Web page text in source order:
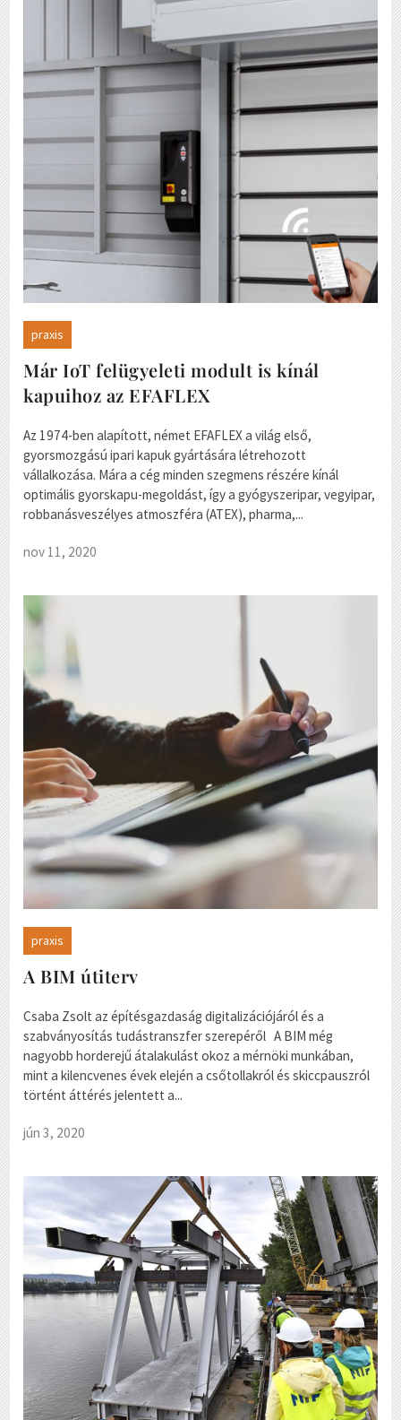
praxis
Már IoT felügyeleti modult is kínál
kapuihoz az EFAFLEX
Az 1974-ben alapított, német EFAFLEX a világ első,
gyorsmozgású ipari kapuk gyártására létrehozott
vállalkozása. Mára a cég minden szegmens részére kínál
optimális gyorskapu-megoldást, így a gyógyszeripar, vegyipar,
robbanásveszélyes atmoszféra (ATEX), pharma,...
nov 11, 2020
praxis
A BIM útiterv
Csaba Zsolt az építésgazdaság digitalizációjáról és a
szabványosítás tudástranszfer szerepéről A BIM még
nagyobb horderejű átalakulást okoz a mérnöki munkában,
mint a kilencvenes évek elején a csőtollakról és skiccpauszról
történt áttérés jelentett a...
jún 3, 2020